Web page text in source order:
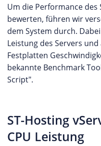
Um die Performance des
bewerten, führen wir
dem System durch.
Leistung des Servers
Festplatten
bekannte Benchmark
Script".
ST-Hosting
CPU Leistung